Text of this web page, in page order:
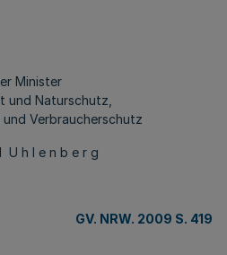
Minister
und Naturschutz,
Verbraucherschutz
U h l e n b e r g
GV. NRW. 2009 S. 419